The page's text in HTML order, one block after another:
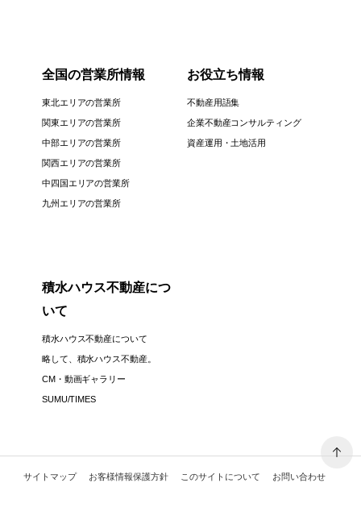
全国の営業所情報
東北エリアの営業所
関東エリアの営業所
中部エリアの営業所
関西エリアの営業所
中四国エリアの営業所
九州エリアの営業所
お役立ち情報
不動産用語集
企業不動産コンサルティング
資産運用・土地活用
積水ハウス不動産につ
いて
積水ハウス不動産について
略して、積水ハウス不動産。
CM・動画ギャラリー
SUMU/TIMES
サイトマップ お客様情報保護方針 このサイトについて お問い合わせ